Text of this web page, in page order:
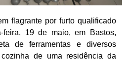
flagrante por furto qualificado
feira, 19 de maio, em Bastos,
de ferramentas e diversos
de uma residência da